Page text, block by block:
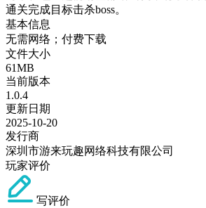
通关完成目标击杀boss。
基本信息
无需网络；付费下载
文件大小
61MB
当前版本
1.0.4
更新日期
2025-10-20
发行商
深圳市游来玩趣网络科技有限公司
玩家评价
写评价